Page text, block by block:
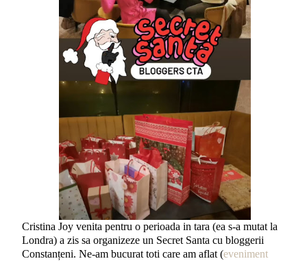
Cristina Joy venita pentru o perioada in tara (ea s-a mutat la
Londra) a zis sa organizeze un Secret Santa cu bloggerii
Constanțeni. Ne-am bucurat toti care am aflat (eveniment